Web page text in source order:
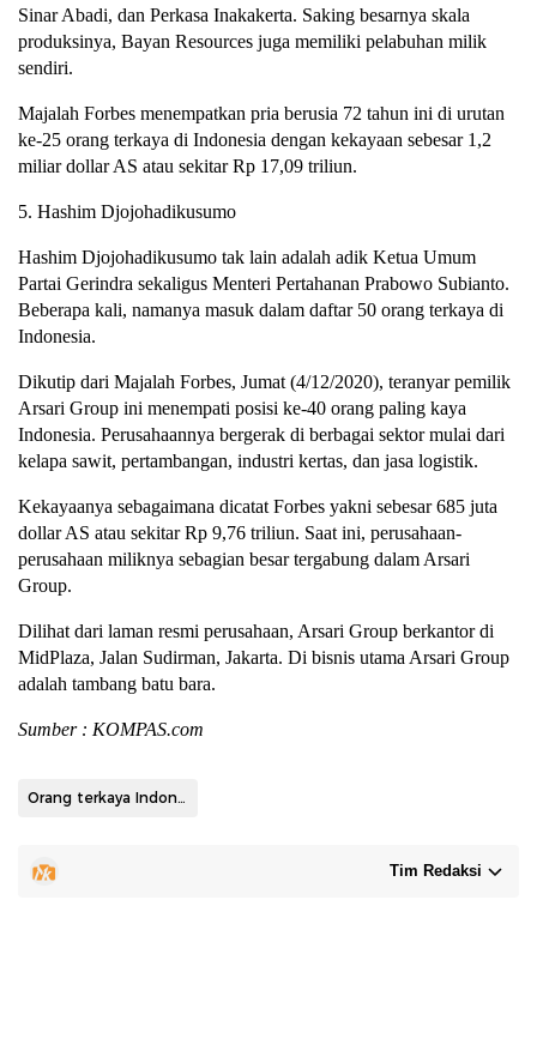
Sinar Abadi, dan Perkasa Inakakerta. Saking besarnya skala
produksinya, Bayan Resources juga memiliki pelabuhan milik
sendiri.
Majalah Forbes menempatkan pria berusia 72 tahun ini di urutan
ke-25 orang terkaya di Indonesia dengan kekayaan sebesar 1,2
miliar dollar AS atau sekitar Rp 17,09 triliun.
5. Hashim Djojohadikusumo
Hashim Djojohadikusumo tak lain adalah adik Ketua Umum
Partai Gerindra sekaligus Menteri Pertahanan Prabowo Subianto.
Beberapa kali, namanya masuk dalam daftar 50 orang terkaya di
Indonesia.
Dikutip dari Majalah Forbes, Jumat (4/12/2020), teranyar pemilik
Arsari Group ini menempati posisi ke-40 orang paling kaya
Indonesia. Perusahaannya bergerak di berbagai sektor mulai dari
kelapa sawit, pertambangan, industri kertas, dan jasa logistik.
Kekayaanya sebagaimana dicatat Forbes yakni sebesar 685 juta
dollar AS atau sekitar Rp 9,76 triliun. Saat ini, perusahaan-
perusahaan miliknya sebagian besar tergabung dalam Arsari
Group.
Dilihat dari laman resmi perusahaan, Arsari Group berkantor di
MidPlaza, Jalan Sudirman, Jakarta. Di bisnis utama Arsari Group
adalah tambang batu bara.
Sumber : KOMPAS.com
Orang terkaya Indonesia
Tim Redaksi